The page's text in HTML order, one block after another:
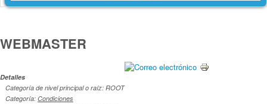
WEBMASTER
Detalles
Categoría de nivel principal o raíz: ROOT
Categoría: Condiciones